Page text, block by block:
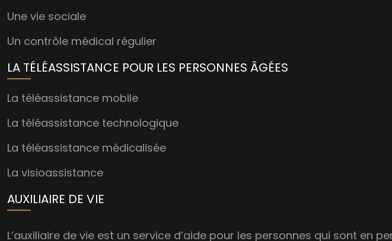
Une vie sociale
Un contrôle médical régulier
LA TÉLÉASSISTANCE POUR LES PERSONNES ÂGÉES
La téléassistance mobile
La téléassistance technologique
La téléassistance médicalisée
La visioassistance
AUXILIAIRE DE VIE
L’auxiliaire de vie est un service d’aide pour les personnes qui sont en